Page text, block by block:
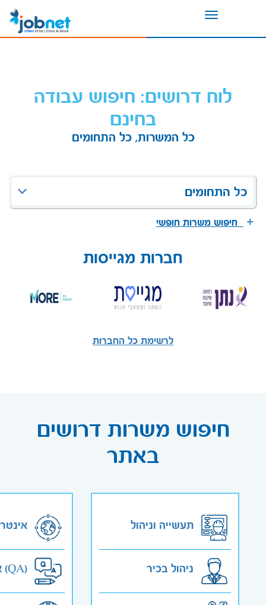
Toggle
לוח דרושים: חיפוש עבודה
בחינם
כל המשרות, כל התחומים
כל התחומים
חיפוש משרות חופשי
חברות מגייסות
לרשימת כל החברות
חיפוש משרות דרושים
באתר
תעשייה וניהול
ניהול בכיר אבטחת איכות (QA)